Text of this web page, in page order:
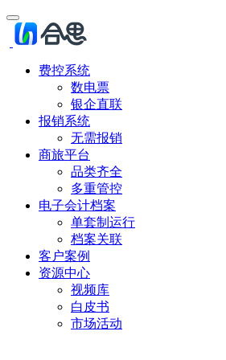
费控系统
数电票
银企直联
报销系统
无需报销
商旅平台
品类齐全
多重管控
电子会计档案
单套制运行
档案关联
客户案例
资源中心
视频库
白皮书
市场活动